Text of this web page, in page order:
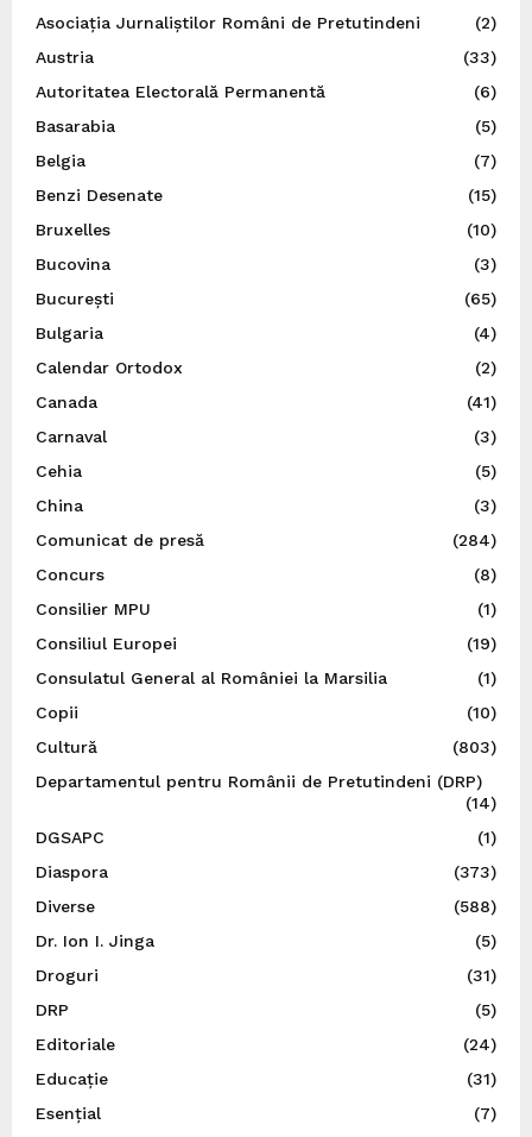
Asociația Jurnaliștilor Români de Pretutindeni
(2)
Austria
(33)
Autoritatea Electorală Permanentă
(6)
Basarabia
(5)
Belgia
(7)
Benzi Desenate
(15)
Bruxelles
(10)
Bucovina
(3)
București
(65)
Bulgaria
(4)
Calendar Ortodox
(2)
Canada
(41)
Carnaval
(3)
Cehia
(5)
China
(3)
Comunicat de presă
(284)
Concurs
(8)
Consilier MPU
(1)
Consiliul Europei
(19)
Consulatul General al României la Marsilia
(1)
Copii
(10)
Cultură
(803)
Departamentul pentru Românii de Pretutindeni (DRP)
(14)
DGSAPC
(1)
Diaspora
(373)
Diverse
(588)
Dr. Ion I. Jinga
(5)
Droguri
(31)
DRP
(5)
Editoriale
(24)
Educație
(31)
Esențial
(7)